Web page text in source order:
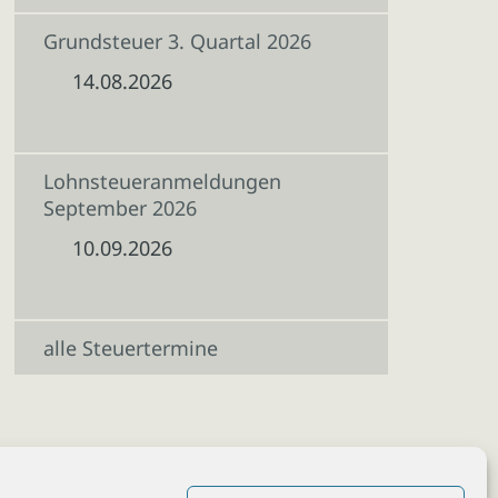
Grundsteuer 3. Quartal 2026
14.08.2026
Lohnsteueranmeldungen
September 2026
10.09.2026
alle Steuertermine